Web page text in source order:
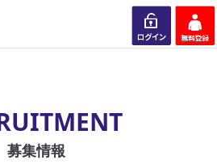
募集情報